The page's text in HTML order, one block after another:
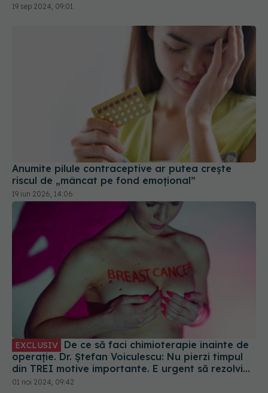
conducere sau partenerul ideal
19 sep 2024, 09:01
Anumite pilule contraceptive ar putea crește
riscul de „mâncat pe fond emoțional”
19 iun 2026, 14:06
EXCLUSIV
operație. Dr. Ștefan Voiculescu: Nu pierzi timpul
din TREI motive importante. E urgent să rezolvi
metastazele
01 noi 2024, 09:42